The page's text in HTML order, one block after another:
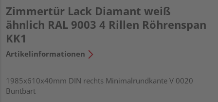
Zimmertür Lack Diamant weiß
ähnlich RAL 9003 4 Rillen Röhrenspan
KK1
Artikelinformationen
1985x610x40mm DIN rechts Minimalrundkante V 0020
Buntbart